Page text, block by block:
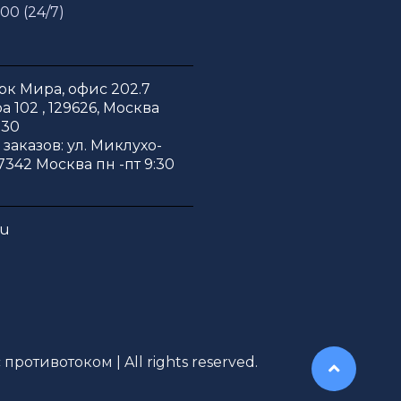
(24/7)
Мира, офис 202.7
102 , 129626, Москва
ул. Миклухо-
Москва пн -пт 9:30
| All rights reserved.